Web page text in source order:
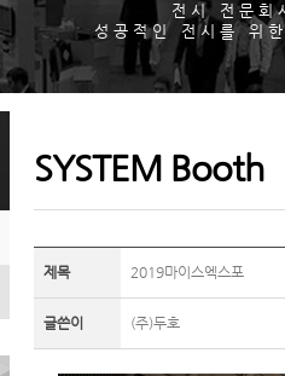
전시 전문회
성공적인 전시를 위
SYSTEM Booth
제목 2019마이스엑스포
글쓴이 (주)두호